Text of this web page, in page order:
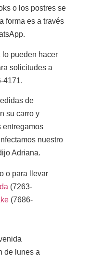
o los postres se
forma es a través
lo pueden hacer
solicitudes a
4171.
de
su carro y
entregamos
nuestro
Adriana.
o para llevar
(7263-
(7686-
de lunes a